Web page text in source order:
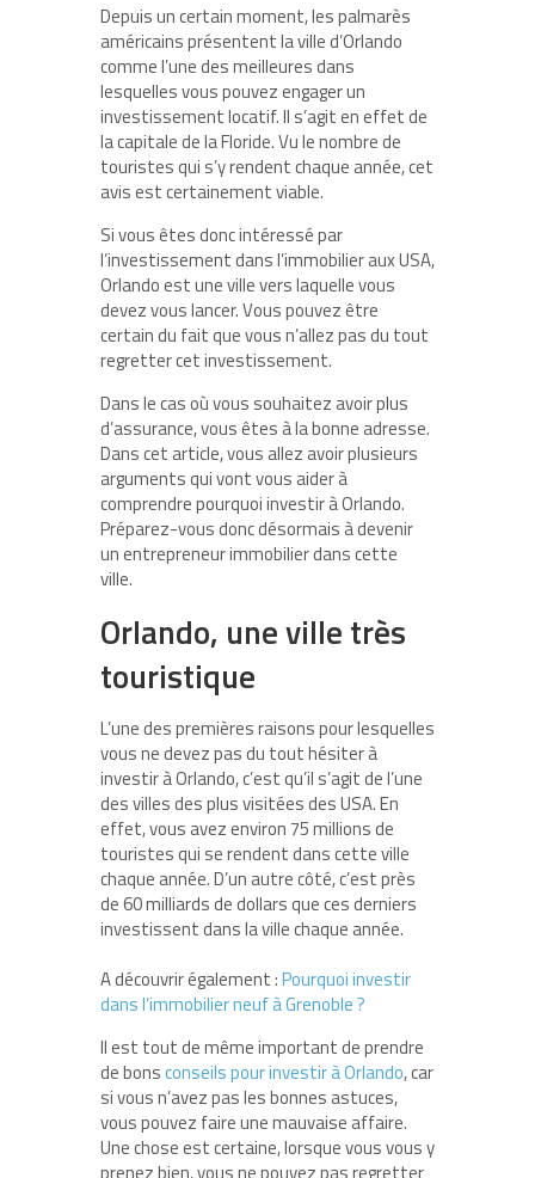
Depuis un certain moment, les palmarès
américains présentent la ville d’Orlando
comme l’une des meilleures dans
lesquelles vous pouvez engager un
investissement locatif. Il s’agit en effet de
la capitale de la Floride. Vu le nombre de
touristes qui s’y rendent chaque année, cet
avis est certainement viable.
Si vous êtes donc intéressé par
l’investissement dans l’immobilier aux USA,
Orlando est une ville vers laquelle vous
devez vous lancer. Vous pouvez être
certain du fait que vous n’allez pas du tout
regretter cet investissement.
Dans le cas où vous souhaitez avoir plus
d’assurance, vous êtes à la bonne adresse.
Dans cet article, vous allez avoir plusieurs
arguments qui vont vous aider à
comprendre pourquoi investir à Orlando.
Préparez-vous donc désormais à devenir
un entrepreneur immobilier dans cette
ville.
Orlando, une ville très
touristique
L’une des premières raisons pour lesquelles
vous ne devez pas du tout hésiter à
investir à Orlando, c’est qu’il s’agit de l’une
des villes des plus visitées des USA. En
effet, vous avez environ 75 millions de
touristes qui se rendent dans cette ville
chaque année. D’un autre côté, c’est près
de 60 milliards de dollars que ces derniers
investissent dans la ville chaque année.
A découvrir également :Pourquoi investir
dans l’immobilier neuf à Grenoble ?
Il est tout de même important de prendre
de bonsconseils pour investir à Orlando, car
si vous n’avez pas les bonnes astuces,
vous pouvez faire une mauvaise affaire.
Une chose est certaine, lorsque vous vous y
prenez bien, vous ne pouvez pas regretter